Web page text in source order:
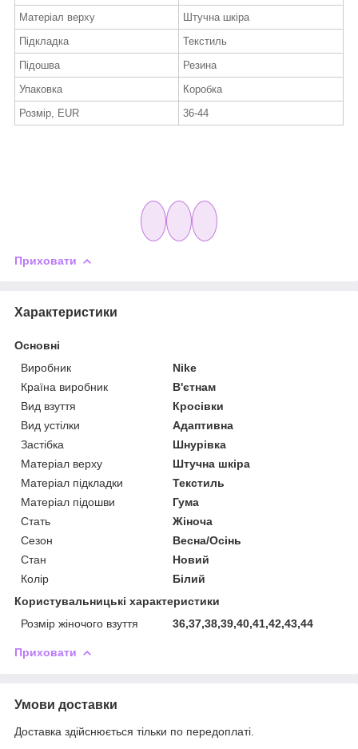
Матеріал верху
Штучна шкіра
Підкладка
Текстиль
Підошва
Резина
Упаковка
Коробка
Розмір, EUR
36-44
Приховати
Характеристики
Основні
Виробник
Nike
Країна виробник
В'єтнам
Вид взуття
Кросівки
Вид устілки
Адаптивна
Застібка
Шнурівка
Матеріал верху
Штучна шкіра
Матеріал підкладки
Текстиль
Матеріал підошви
Гума
Стать
Жіноча
Сезон
Весна/Осінь
Стан
Новий
Колір
Білий
Користувальницькі характеристики
Розмір жіночого взуття
36,37,38,39,40,41,42,43,44
Приховати
Умови доставки
Доставка здійснюється тільки по передоплаті.